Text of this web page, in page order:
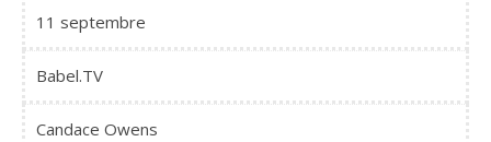
11 septembre
Babel.TV
Candace Owens